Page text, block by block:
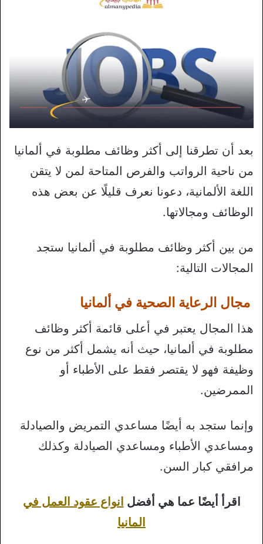
بعد أن تطرقنا إلى أكثر وظائف مطلوبة في ألمانيا
من ناحية الرواتب والفرص المتاحة لمن لا يتقن
اللغة الألمانية، دعونا نعرف قليلًا عن بعض هذه
الوظائف ومجالاتها.
من بين أكثر وظائف مطلوبة في ألمانيا ستجد
المجالات التالية:
مجال الرعاية الصحية في ألمانيا
هذا المجال يعتبر في أعلى قائمة أكثر وظائف
مطلوبة في ألمانيا، حيث أنه يشمل أكثر من نوع
وظيفة فهو لا يقتصر فقط على الأطباء أو
الممرضين.
وإنما ستجد به أيضًا مساعدي التمريض والصيادلة
ومساعدي الأطباء ومساعدي الصيادلة وكذلك
مرافقي كبار السن.
اقرأ أيضًا عما هي أفضل انواع عقود العمل في
المانيا